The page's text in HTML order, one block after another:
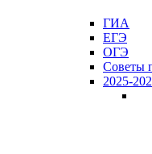
ГИА
ЕГЭ
ОГЭ
Советы
2025-